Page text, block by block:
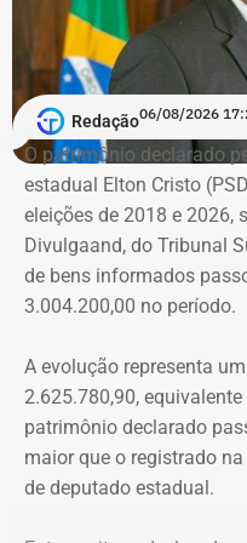
a Justiça do Rio o
regime semiaberto.
Em conversa com o
que ainda falta às
companheiros por
“Creio que duas coisas
seguirem adiante nesta
Porque é necessário ter
adiante no
primeiro é o temor de
agressor. E o outro é o
que a denúncia for feita.
brecha legal permita que
fique impune”, comenta.
Redação06/08/2026
O patrimônio declarado
estadual Elton Cristo
eleições de 2018 e 2026,
Divulgaand, do Tribunal
de bens informados
3.004.200,00 no período.
A evolução representa
2.625.780,90,
patrimônio declarado
maior que o registrado
de deputado estadual.